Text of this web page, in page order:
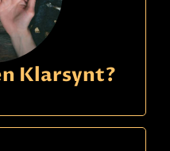
deg - sier det jeg ser!
Klarsynt?